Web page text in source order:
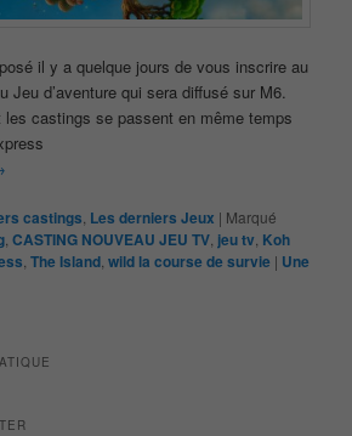
il y a quelque jours de vous inscrire au
Jeu d’aventure qui sera diffusé sur M6.
les castings se passent en même temps
castings, Les derniers Jeux | Marqué
,CASTING NOUVEAU JEU TV, jeu tv, Koh
,The Island,wild la course de survie | Une